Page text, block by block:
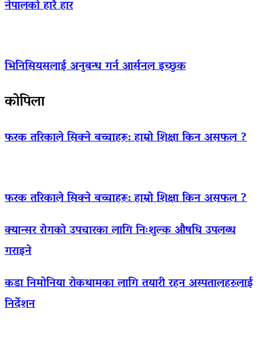
नेपालको हारै हार
भिनिसियसलाई अनुबन्ध गर्न आर्सनल इच्छुक
कोपिला
फरक तरिकाले सिक्ने बच्चाहरू: हाम्रो शिक्षा किन असफल ?
फरक तरिकाले सिक्ने बच्चाहरू: हाम्रो शिक्षा किन असफल ?
क्यान्सर रोगको उपचारका लागि निःशुल्क औषधि उपलब्ध
गराइने
कडा निमोनिया रोकथामका लागि तयारी रहन अस्पतालहरुलाई
निर्देशन